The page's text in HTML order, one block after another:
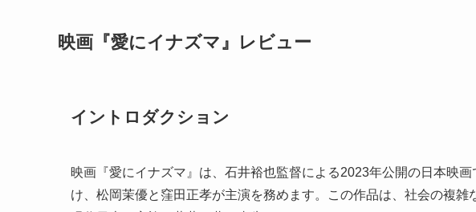
映画『愛にイナズマ』レビュー
イントロダクション
映画『愛にイナズマ』は、石井裕也監督による2023年公開の日本映
け、松岡茉優と窪田正孝が主演を務めます。この作品は、社会の複雑